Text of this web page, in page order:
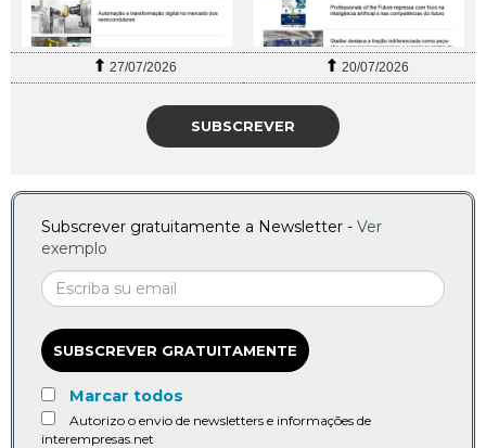
27/07/2026 20/07/2026
SUBSCREVER
Subscrever gratuitamente a Newsletter - Ver
exemplo
SUBSCREVER GRATUITAMENTE
Marcar todos
Autorizo o envio de newsletters e informações de
interempresas.net